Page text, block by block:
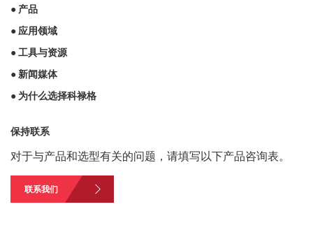
● 产品
● 应用领域
● 工具与资源
● 新闻媒体
● 为什么选择科禄格
保持联系
对于与产品和选型有关的问题，请填写以下产品咨询表。
联系我们